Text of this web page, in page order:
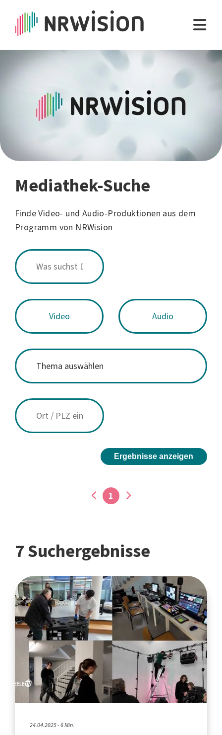
Mediathek-Suche
Finde Video- und Audio-Produktionen aus dem
Programm von NRWision
Video Audio
Ergebnisse anzeigen
1
7 Suchergebnisse
24.04.2025 - 6 Min.